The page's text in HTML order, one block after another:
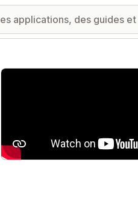
Galerie d’images vedette